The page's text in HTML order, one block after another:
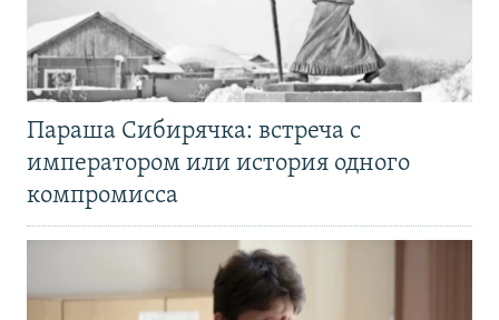
Параша Сибирячка: встреча с
императором или история одного
компромисса